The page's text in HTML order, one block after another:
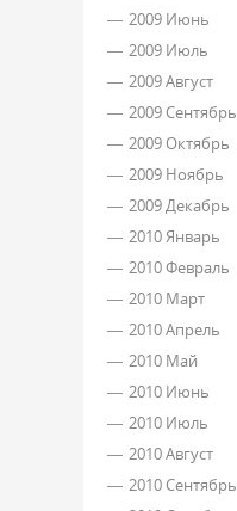
2009 Июнь
2009 Июль
2009 Август
2009 Сентябрь
2009 Октябрь
2009 Ноябрь
2009 Декабрь
2010 Январь
2010 Февраль
2010 Март
2010 Апрель
2010 Май
2010 Июнь
2010 Июль
2010 Август
2010 Сентябрь